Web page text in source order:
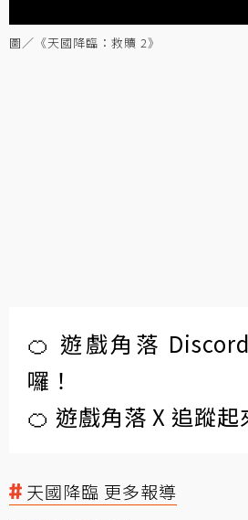
圖／《天國降臨：救贖 2》
🍊 遊戲角落
囉！
🍊 遊戲角落 X 追蹤起
天國降臨 更多報導